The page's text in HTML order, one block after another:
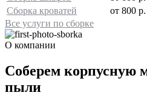
Сборка кроватей
от 800 р.
Все услуги по сборке
О компании
Соберем корпусную
пыли